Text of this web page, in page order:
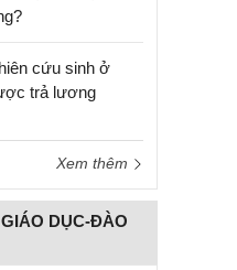
cứu sinh ở
trả lương
Xem thêm
DỤC-ĐÀO